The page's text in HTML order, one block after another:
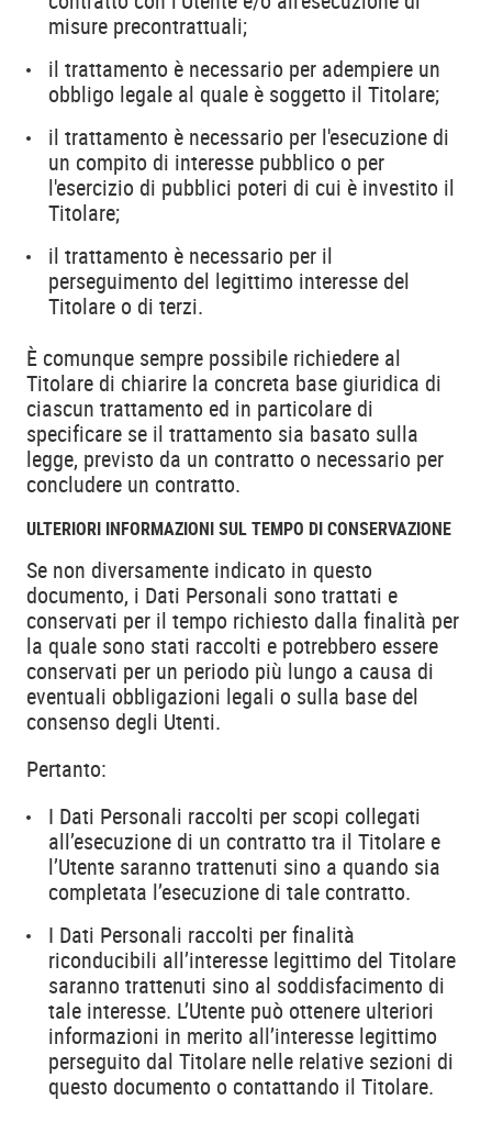
misure precontrattuali;
il trattamento è necessario per adempiere un
obbligo legale al quale è soggetto il Titolare;
il trattamento è necessario per l'esecuzione di
un compito di interesse pubblico o per
l'esercizio di pubblici poteri di cui è investito il
Titolare;
il trattamento è necessario per il
perseguimento del legittimo interesse del
Titolare o di terzi.
È comunque sempre possibile richiedere al
Titolare di chiarire la concreta base giuridica di
ciascun trattamento ed in particolare di
specificare se il trattamento sia basato sulla
legge, previsto da un contratto o necessario per
concludere un contratto.
ULTERIORI INFORMAZIONI SUL TEMPO DI CONSERVAZIONE
Se non diversamente indicato in questo
documento, i Dati Personali sono trattati e
conservati per il tempo richiesto dalla finalità per
la quale sono stati raccolti e potrebbero essere
conservati per un periodo più lungo a causa di
eventuali obbligazioni legali o sulla base del
consenso degli Utenti.
Pertanto:
I Dati Personali raccolti per scopi collegati
all’esecuzione di un contratto tra il Titolare e
l’Utente saranno trattenuti sino a quando sia
completata l’esecuzione di tale contratto.
I Dati Personali raccolti per finalità
riconducibili all’interesse legittimo del Titolare
saranno trattenuti sino al soddisfacimento di
tale interesse. L’Utente può ottenere ulteriori
informazioni in merito all’interesse legittimo
perseguito dal Titolare nelle relative sezioni di
questo documento o contattando il Titolare.